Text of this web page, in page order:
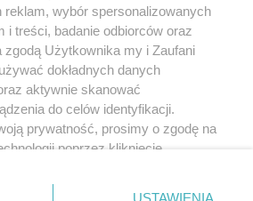
O nas
prawne
Nasze serwisy
reklam, wybór spersonalizowanych
i treści, badanie odbiorców oraz
zgodą Użytkownika my i Zaufani
dokładnych danych
aktywnie skanować
do celów identyfikacji.
prywatność, prosimy o zgodę na
poprzez kliknięcie
przycisk ustawień prywatności
USTAWIENIA